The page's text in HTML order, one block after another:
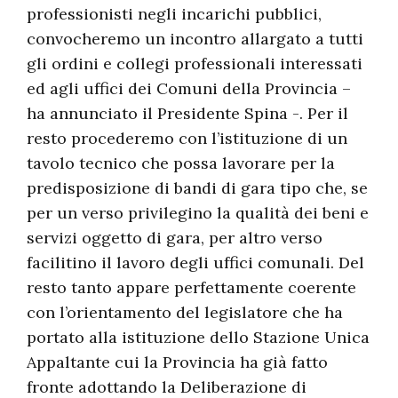
professionisti negli incarichi pubblici,
convocheremo un incontro allargato a tutti
gli ordini e collegi professionali interessati
ed agli uffici dei Comuni della Provincia –
ha annunciato il Presidente Spina -. Per il
resto procederemo con l’istituzione di un
tavolo tecnico che possa lavorare per la
predisposizione di bandi di gara tipo che, se
per un verso privilegino la qualità dei beni e
servizi oggetto di gara, per altro verso
facilitino il lavoro degli uffici comunali. Del
resto tanto appare perfettamente coerente
con l’orientamento del legislatore che ha
portato alla istituzione dello Stazione Unica
Appaltante cui la Provincia ha già fatto
fronte adottando la Deliberazione di